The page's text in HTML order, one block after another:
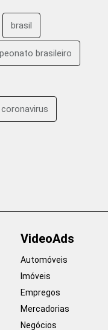
brasil
brasileiro
coronavirus
VideoAds
Automóveis
Imóveis
Empregos
Mercadorias
Negócios